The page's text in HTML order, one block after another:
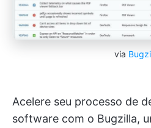
via
Acelere seu processo de
software com o Bugzilla,